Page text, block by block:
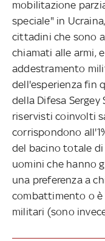
mobilitazione
speciale" in
cittadini che sono
chiamati alle armi,
addestramento
dell'esperienza fin
della Difesa
riservisti coinvolti
corrispondono
del bacino totale
uomini che hanno
una preferenza a
combattimento o è
militari (sono